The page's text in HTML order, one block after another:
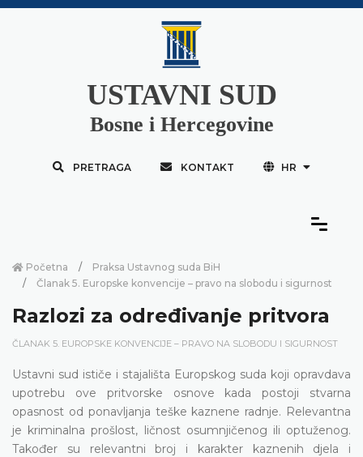
USTAVNI SUD
Bosne i Hercegovine
PRETRAGA KONTAKT HR
Početna
Praksa Ustavnog suda BiH
Članak 5. Europske konvencije – pravo na slobodu i sigurnost
Razlozi za određivanje pritvora
ČLANAK 5. EUROPSKE KONVENCIJE – PRAVO NA SLOBODU I SIGURNOST
Ustavni sud ističe i stajališta Europskog suda koji opravdava
upotrebu ove pritvorske osnove kada postoji stvarna
opasnost od ponavljanja teške kaznene radnje. Relevantna
je kriminalna prošlost, ličnost osumnjičenog ili optuženog.
Također su relevantni broj i karakter kaznenih djela i